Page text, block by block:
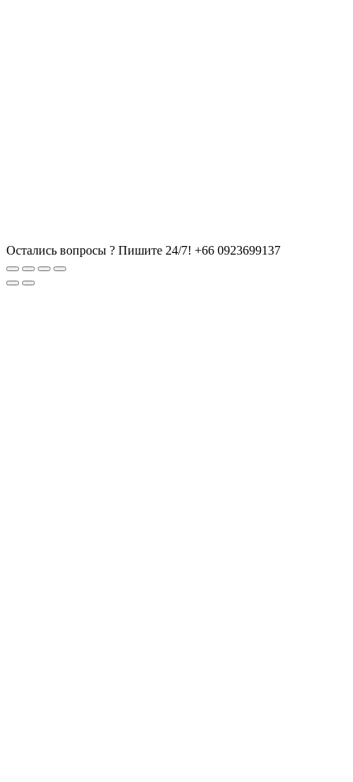
Остались вопросы ? Пишите 24/7! +66 0923699137